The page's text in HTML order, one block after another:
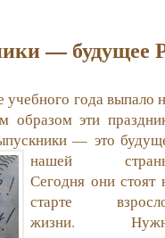
— будущее
учебного года
образом эти
— это
нашей
Сегодня они стоят
старте
жизни.